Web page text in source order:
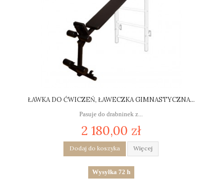
ŁAWKA DO ĆWICZEŃ, ŁAWECZKA GIMNASTYCZNA...
Pasuje do drabninek z...
2 180,00 zł
Dodaj do koszyka Więcej
Wysyłka 72 h